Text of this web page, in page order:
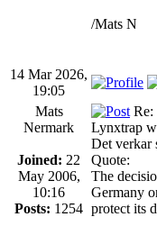
/Mats N
14 Mar 2026,
19:05
Mats
Nermark
Joined: 22
May 2006,
10:16
Posts: 1254
Re:
Lynxtrap
Det verkar
Quote:
The
Germany
protect its